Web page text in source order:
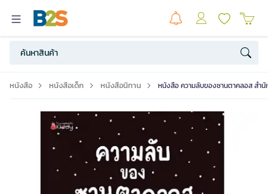
หนังสือ หนังสือเด็ก หนังสือนิทาน หนังสือ ความลับของซานตาคลอส สำ